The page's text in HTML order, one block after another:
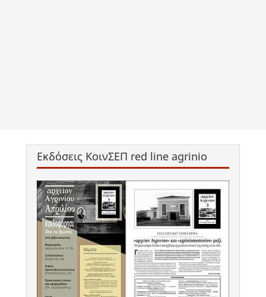
Εκδόσεις ΚοινΣΕΠ red line agrinio